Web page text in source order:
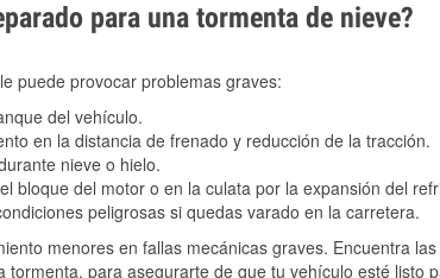
para una tormenta de nieve?
puede provocar problemas graves:
del vehículo.
en la distancia de frenado y reducción de la tracción.
nieve o hielo.
bloque del motor o en la culata por la expansión del
peligrosas si quedas varado en la carretera.
menores en fallas mecánicas graves. Encuentra
tormenta, para asegurarte de que tu vehículo esté listo